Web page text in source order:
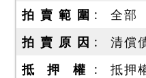
拍 賣 範 圍
全部
拍 賣 原 因
清償
抵 押 權
抵押